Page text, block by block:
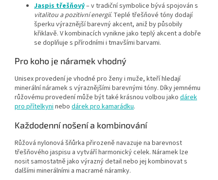
Jaspis třešňový– v tradiční symbolice bývá spojován s
vitalitou a pozitivní energií. Teplé třešňové tóny dodají
šperku výraznější barevný akcent, aniž by působily
křiklavě. V kombinacích vynikne jako teplý akcent a dobře
se doplňuje s přírodními i tmavšími barvami.
Pro koho je náramek vhodný
Unisex provedení je vhodné pro ženy i muže, kteří hledají
minerální náramek s výraznějšími barevnými tóny. Díky jemnému
růžovému provedení může být také krásnou volbou jako dárek
pro přítelkyni nebo dárek pro kamarádku.
Každodenní nošení a kombinování
Růžová nylonová šňůrka přirozeně navazuje na barevnost
třešňového jaspisu a vytváří harmonický celek. Náramek lze
nosit samostatně jako výrazný detail nebo jej kombinovat s
dalšími minerálními a macramé náramky.